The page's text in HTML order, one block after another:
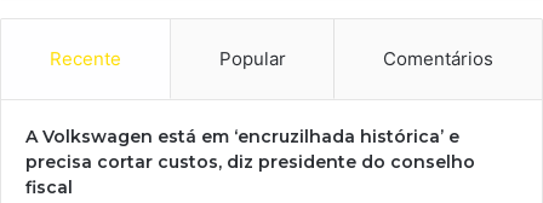
Recente Popular Comentários
A Volkswagen está em ‘encruzilhada histórica’ e
precisa cortar custos, diz presidente do conselho
fiscal